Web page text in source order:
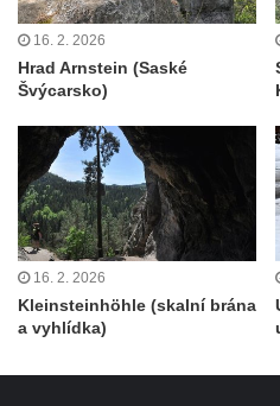
Pražská)
Skalní brána Lesní kaple
Císařský výhled (Kvádrberk,
Růžová vyhlídka nad
Vyhlídky na trase Naučné
Vrkoč
Humboldtova vyhlídka u
Čedičový lom pod
16. 2. 2026
Hrad Arnstein (Saské
Švýcarsko)
16. 2. 2026
Kleinsteinhöhle (skalní brána
a vyhlídka)